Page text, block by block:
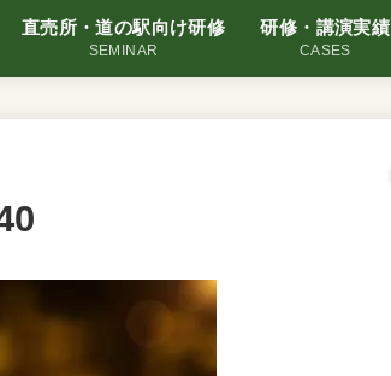
直売所・道の駅向け研修
SEMINAR
研修・講演実績
CASES